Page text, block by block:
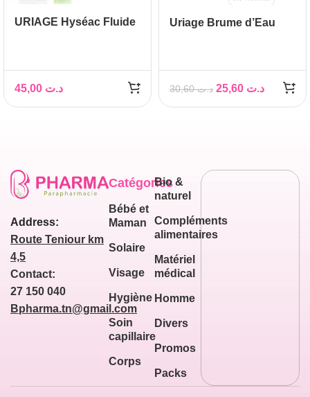
URIAGE Hyséac Fluide
د.ت
Uriage Brume d’Eau
د.ت30,60 د.ت
Address:
Route Teniour km
4,5
Contact:
27 150 040
Bpharma.tn@gmail.com
Catégories
Bébé et
Maman
Solaire
Visage
Hygiène
Soin
capillaire
Corps
Bio &
naturel
Compléments
alimentaires
Matériel
médical
Homme
Divers
Promos
Packs